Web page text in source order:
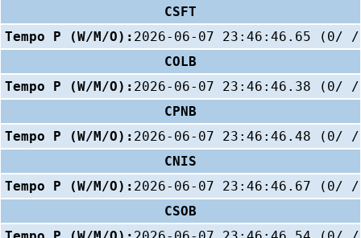
CSFT
Tempo P (W/M/O): 2026-06-07 23:46:46.65 (0/
COLB
Tempo P (W/M/O): 2026-06-07 23:46:46.38 (0/
CPNB
Tempo P (W/M/O): 2026-06-07 23:46:46.48 (0/
CNIS
Tempo P (W/M/O): 2026-06-07 23:46:46.67 (0/
CSOB